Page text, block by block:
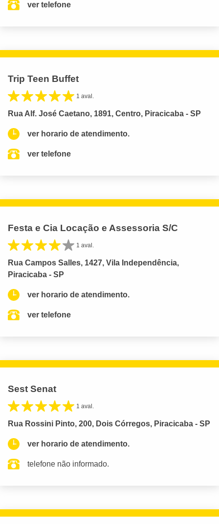
ver telefone
Trip Teen Buffet
1 aval.
Rua Alf. José Caetano, 1891, Centro, Piracicaba - SP
ver horario de atendimento.
ver telefone
Festa e Cia Locação e Assessoria S/C
1 aval.
Rua Campos Salles, 1427, Vila Independência,
Piracicaba - SP
ver horario de atendimento.
ver telefone
Sest Senat
1 aval.
Rua Rossini Pinto, 200, Dois Córregos, Piracicaba - SP
ver horario de atendimento.
telefone não informado.